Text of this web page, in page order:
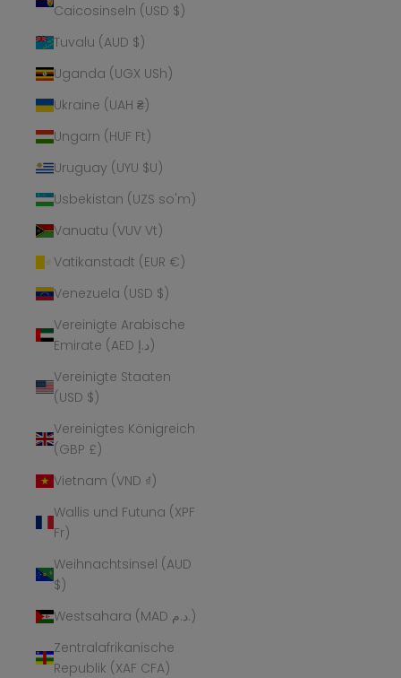
Caicosinseln (USD $)
Tuvalu (AUD $)
Uganda (UGX USh)
Ukraine (UAH ₴)
Ungarn (HUF Ft)
Uruguay (UYU $U)
Usbekistan (UZS so'm)
Vanuatu (VUV Vt)
Vatikanstadt (EUR €)
Venezuela (USD $)
Vereinigte Arabische
Emirate (AED د.إ)
Vereinigte Staaten
(USD $)
Vereinigtes Königreich
(GBP £)
Vietnam (VND ₫)
Wallis und Futuna (XPF
Fr)
Weihnachtsinsel (AUD
$)
Westsahara (MAD د.م.)
Zentralafrikanische
Republik (XAF CFA)